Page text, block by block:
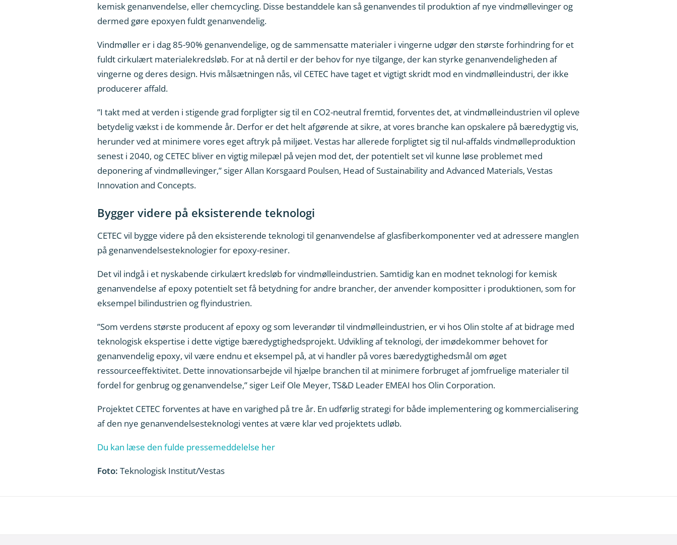
kemisk genanvendelse, eller chemcycling. Disse bestanddele kan så genanvendes til produktion af nye vindmøllevinger og
dermed gøre epoxyen fuldt genanvendelig.
Vindmøller er i dag 85-90% genanvendelige, og de sammensatte materialer i vingerne udgør den største forhindring for et
fuldt cirkulært materialekredsløb. For at nå dertil er der behov for nye tilgange, der kan styrke genanvendeligheden af
vingerne og deres design. Hvis målsætningen nås, vil CETEC have taget et vigtigt skridt mod en vindmølleindustri, der ikke
producerer affald.
”I takt med at verden i stigende grad forpligter sig til en CO2-neutral fremtid, forventes det, at vindmølleindustrien vil opleve
betydelig vækst i de kommende år. Derfor er det helt afgørende at sikre, at vores branche kan opskalere på bæredygtig vis,
herunder ved at minimere vores eget aftryk på miljøet. Vestas har allerede forpligtet sig til nul-affalds vindmølleproduktion
senest i 2040, og CETEC bliver en vigtig milepæl på vejen mod det, der potentielt set vil kunne løse problemet med
deponering af vindmøllevinger,” siger Allan Korsgaard Poulsen, Head of Sustainability and Advanced Materials, Vestas
Innovation and Concepts.
Bygger videre på eksisterende teknologi
CETEC vil bygge videre på den eksisterende teknologi til genanvendelse af glasfiberkomponenter ved at adressere manglen
på genanvendelsesteknologier for epoxy-resiner.
Det vil indgå i et nyskabende cirkulært kredsløb for vindmølleindustrien. Samtidig kan en modnet teknologi for kemisk
genanvendelse af epoxy potentielt set få betydning for andre brancher, der anvender kompositter i produktionen, som for
eksempel bilindustrien og flyindustrien.
”Som verdens største producent af epoxy og som leverandør til vindmølleindustrien, er vi hos Olin stolte af at bidrage med
teknologisk ekspertise i dette vigtige bæredygtighedsprojekt. Udvikling af teknologi, der imødekommer behovet for
genanvendelig epoxy, vil være endnu et eksempel på, at vi handler på vores bæredygtighedsmål om øget
ressourceeffektivitet. Dette innovationsarbejde vil hjælpe branchen til at minimere forbruget af jomfruelige materialer til
fordel for genbrug og genanvendelse,” siger Leif Ole Meyer, TS&D Leader EMEAI hos Olin Corporation.
Projektet CETEC forventes at have en varighed på tre år. En udførlig strategi for både implementering og kommercialisering
af den nye genanvendelsesteknologi ventes at være klar ved projektets udløb.
Du kan læse den fulde pressemeddelelse her
Foto: Teknologisk Institut/Vestas